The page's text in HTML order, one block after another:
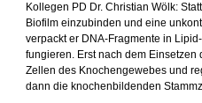
Kollegen PD Dr. Christian Wölk:
Biofilm einzubinden und eine
verpackt er DNA-Fragmente in
fungieren. Erst nach dem
Zellen des Knochengewebes und
dann die knochenbildenden